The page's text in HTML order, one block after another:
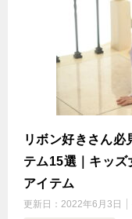
リボン好きさん必
テム15選｜キッ
アイテム
更新日： 2022年6月3日